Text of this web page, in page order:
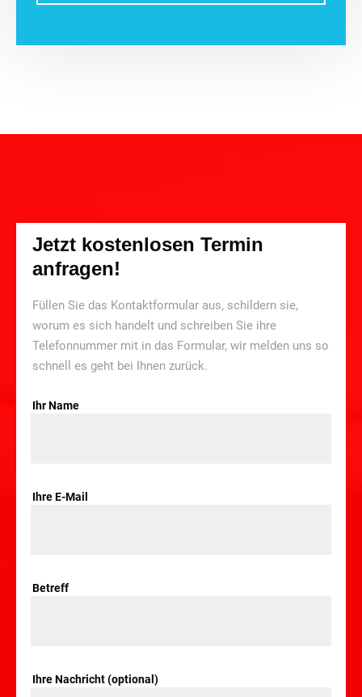
Jetzt kostenlosen Termin
anfragen!
Füllen Sie das Kontaktformular aus, schildern sie,
worum es sich handelt und schreiben Sie ihre
Telefonnummer mit in das Formular, wir melden uns so
schnell es geht bei Ihnen zurück.
Ihr Name
Ihre E-Mail
Betreff
Ihre Nachricht (optional)